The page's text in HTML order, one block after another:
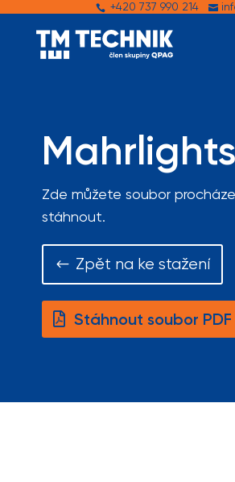
+420 737 990 214
Zde můžete soubor
stáhnout.
Zpět na ke stažení
Stáhnout soubor PDF